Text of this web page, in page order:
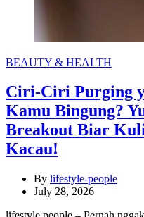
Categories
BEAUTY & HEALTH
Ciri-Ciri Purging
Kamu Bingung?
Breakout Biar
Kacau!
By lifestyle-people
July 28, 2026